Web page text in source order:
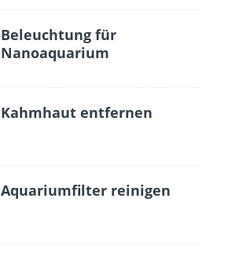
Beleuchtung für
Nanoaquarium
Kahmhaut entfernen
Aquariumfilter reinigen